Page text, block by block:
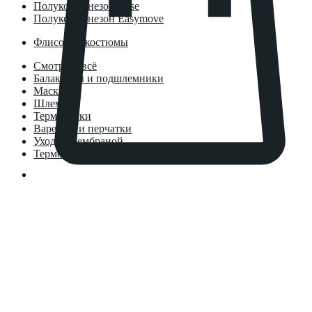
Полукомбинезон Base
Полукомбинезон Easymove
Флисовые костюмы
Смотреть всё
Балаклавы и подшлемники
Маски
Шлемы
Термоноски
Варежки и перчатки
Уход за мембраной
Термосы